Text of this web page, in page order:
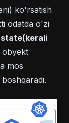
ko'rsatish
odatda o'zi
obyekt
mos